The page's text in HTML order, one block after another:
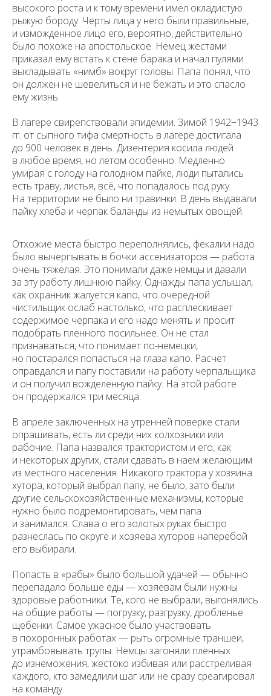
высокого роста и к тому времени имел окладистую
рыжую бороду. Черты лица у него были правильные,
и изможденное лицо его, вероятно, действительно
было похоже на апостольское. Немец жестами
приказал ему встать к стене барака и начал пулями
выкладывать «нимб» вокруг головы. Папа понял, что
он должен не шевелиться и не бежать и это спасло
ему жизнь.
В лагере свирепствовали эпидемии. Зимой 1942−1943
гг. от сыпного тифа смертность в лагере достигала
до 900 человек в день. Дизентерия косила людей
в любое время, но летом особенно. Медленно
умирая с голоду на голодном пайке, люди пытались
есть траву, листья, всё, что попадалось под руку.
На территории не было ни травинки. В день выдавали
пайку хлеба и черпак баланды из немытых овощей.
Отхожие места быстро переполнялись, фекалии надо
было вычерпывать в бочки ассенизаторов — работа
очень тяжелая. Это понимали даже немцы и давали
за эту работу лишнюю пайку. Однажды папа услышал,
как охранник жалуется капо, что очередной
чистильщик ослаб настолько, что расплескивает
содержимое черпака и его надо менять и просит
подобрать пленного посильнее. Он не стал
признаваться, что понимает по-немецки,
но постарался попасться на глаза капо. Расчет
оправдался и папу поставили на работу черпальщика
и он получил вожделенную пайку. На этой работе
он продержался три месяца.
В апреле заключенных на утренней поверке стали
опрашивать, есть ли среди них колхозники или
рабочие. Папа назвался трактористом и его, как
и некоторых других, стали сдавать в наем желающим
из местного населения. Никакого трактора у хозяина
хутора, который выбрал папу, не было, зато были
другие сельскохозяйственные механизмы, которые
нужно было подремонтировать, чем папа
и занимался. Слава о его золотых руках быстро
разнеслась по округе и хозяева хуторов наперебой
его выбирали.
Попасть в «рабы» было большой удачей — обычно
перепадало больше еды — хозяевам были нужны
здоровые работники. Те, кого не выбрали, выгонялись
на общие работы — погрузку, разгрузку, дробленье
щебенки. Самое ужасное было участвовать
в похоронных работах — рыть огромные траншеи,
утрамбовывать трупы. Немцы загоняли пленных
до изнеможения, жестоко избивая или расстреливая
каждого, кто замедлили шаг или не сразу среагировал
на команду.